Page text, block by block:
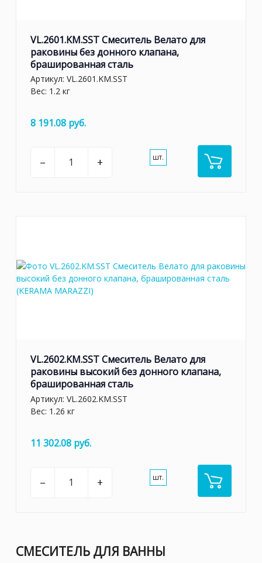
VL.2601.KM.SST Смеситель Велато для
раковины без донного клапана,
брашированная сталь
Артикул: VL.2601.KM.SST
Вес: 1.2 кг
8 191.08 руб.
– + шт.
VL.2602.KM.SST Смеситель Велато для
раковины высокий без донного клапана,
брашированная сталь
Артикул: VL.2602.KM.SST
Вес: 1.26 кг
11 302.08 руб.
– + шт.
СМЕСИТЕЛЬ ДЛЯ ВАННЫ